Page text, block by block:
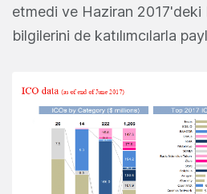
etmedi ve Haziran 2017'deki
bilgilerini de katılımcılarla